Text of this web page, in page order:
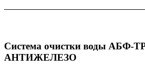
Система очистки воды АБФ-
АНТИЖЕЛЕЗО